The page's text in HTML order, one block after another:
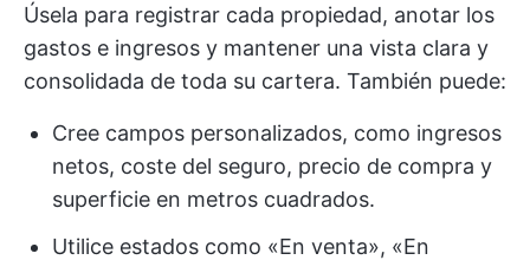
Úsela para registrar cada propiedad, anotar los
gastos e ingresos y mantener una vista clara y
consolidada de toda su cartera. También puede:
Cree campos personalizados, como ingresos
netos, coste del seguro, precio de compra y
superficie en metros cuadrados.
Utilice estados como «En venta», «En